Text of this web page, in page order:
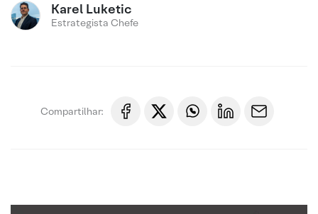
Karel Luketic
Estrategista Chefe
Compartilhar: